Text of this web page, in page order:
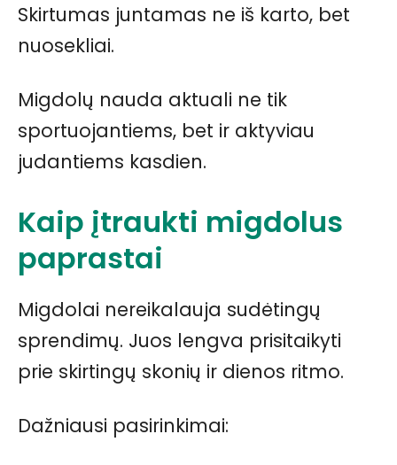
Skirtumas juntamas ne iš karto, bet
nuosekliai.
Migdolų nauda aktuali ne tik
sportuojantiems, bet ir aktyviau
judantiems kasdien.
Kaip įtraukti migdolus
paprastai
Migdolai nereikalauja sudėtingų
sprendimų. Juos lengva prisitaikyti
prie skirtingų skonių ir dienos ritmo.
Dažniausi pasirinkimai: